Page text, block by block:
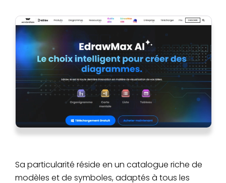
Sa particularité réside en un catalogue riche de
modèles et de symboles, adaptés à tous les